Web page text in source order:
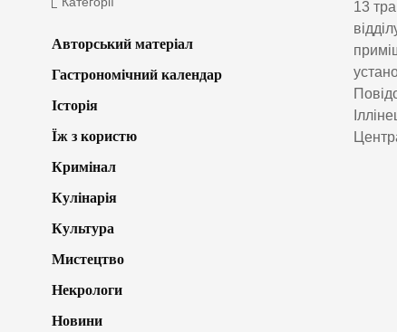
13
Авторський матеріал
Гастрономічний календар
Історія
Їж з користю
Кримінал
Кулінарія
Культура
Мистецтво
Некрологи
Новини